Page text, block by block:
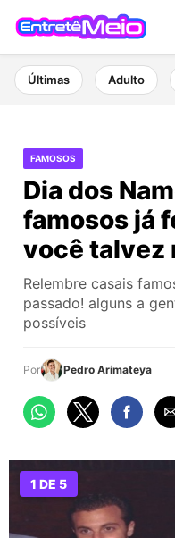
Últimas Adulto
FAMOSOS
Dia dos
famosos já
você talvez
Relembre casais
passado! alguns a
possíveis
Por Pedro Arimateya
1 DE 5